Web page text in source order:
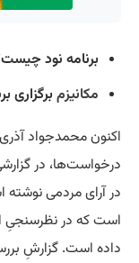
برنامه نود
مکانیزمبرگزاری
اکنون محمدجواد
درخواست‌ها، در
در آرای مردمی نوشته
است که در نظرسنجیِ
داده است. گزارشِ